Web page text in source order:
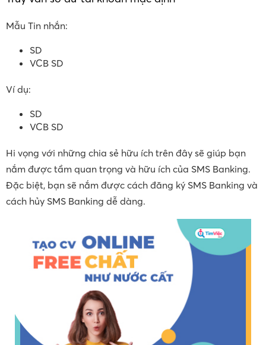
Mẫu Tin nhắn:
SD
VCB SD
Ví dụ:
SD
VCB SD
Hi vọng với những chia sẻ hữu ích trên đây sẽ giúp bạn
nắm được tầm quan trọng và hữu ích của SMS Banking.
Đặc biệt, bạn sẽ nắm được cách đăng ký SMS Banking và
cách hủy SMS Banking dễ dàng.